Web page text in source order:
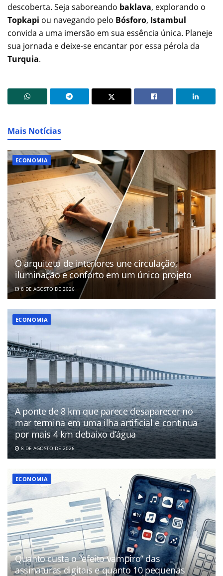
descoberta. Seja saboreando baklava, explorando o
Topkapi ou navegando pelo Bósforo, Istambul
convida a uma imersão em sua essência única. Planeje
sua jornada e deixe-se encantar por essa pérola da
Turquia.
Mais Notícias
ECONOMIA
O arquiteto de interiores une circulação,
iluminação e conforto em um único projeto
8 DE AGOSTO DE 2026
ECONOMIA
A ponte de 8 km que parece desaparecer no
mar termina em uma ilha artificial e continua
por mais 4 km debaixo d’água
8 DE AGOSTO DE 2026
ECONOMIA
Quanto custa o “efeito vampiro” das
assinaturas digitais e quanto 10 pequenas